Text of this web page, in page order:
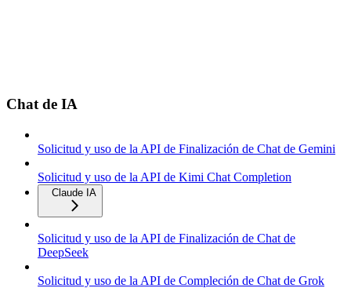
Chat de IA
Solicitud y uso de la API de Finalización de Chat de Gemini
Solicitud y uso de la API de Kimi Chat Completion
Claude IA
Solicitud y uso de la API de Finalización de Chat de
DeepSeek
Solicitud y uso de la API de Compleción de Chat de Grok